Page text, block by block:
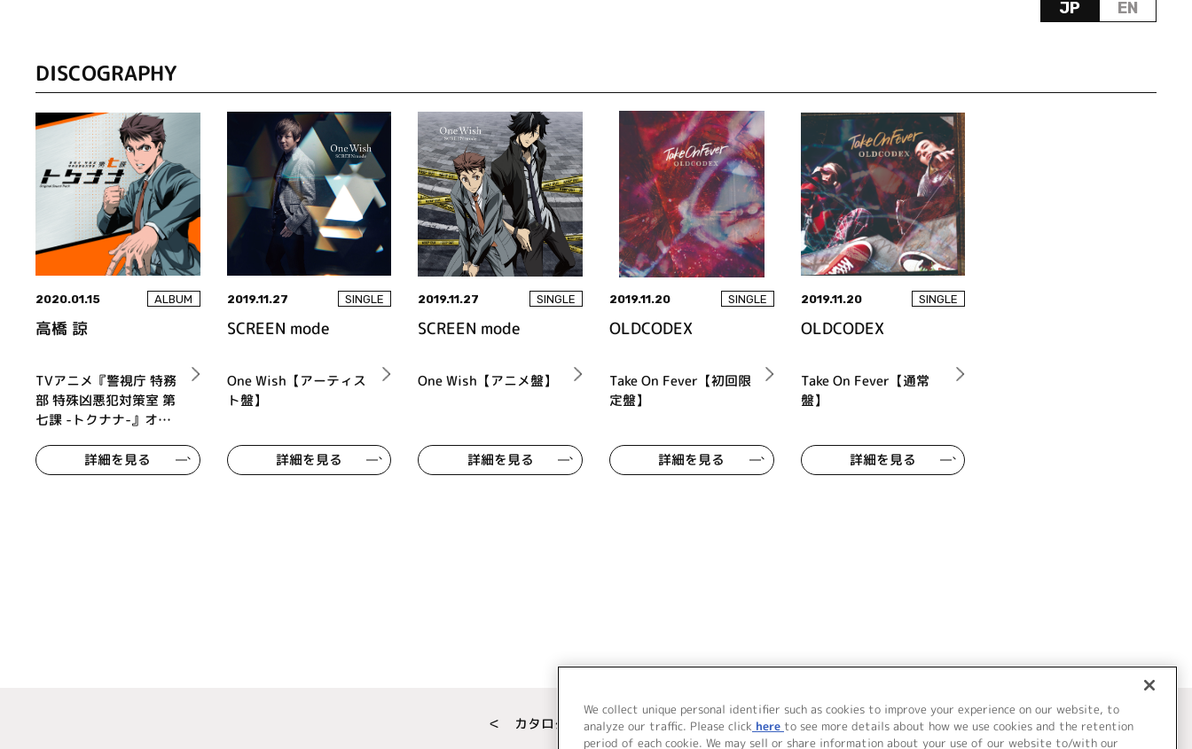
JP EN
DISCOGRAPHY
2020.01.15 ALBUM
高橋 諒
TVアニメ『警視庁 特務
部 特殊凶悪犯対策室 第
七課 -トクナナ-』オリ
詳細を見る
2019.11.27 SINGLE
SCREEN mode
One Wish【アーティス
ト盤】
詳細を見る
2019.11.27 SINGLE
SCREEN mode
One Wish【アニメ盤】
詳細を見る
2019.11.20 SINGLE
OLDCODEX
Take On Fever【初回限
定盤】
詳細を見る
2019.11.20 SINGLE
OLDCODEX
Take On Fever【通常
盤】
詳細を見る
＜ カタログサイト トップページへ
We collect unique personal identifier such as cookies to improve your experience on our website, to
analyze our traffic. Please click here to see more details about how we use cookies and the retention
period of each cookie. We may sell or share information about your use of our website to/with our